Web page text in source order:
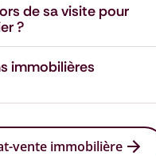
de sa visite pour
?
immobilières
vente immobilière